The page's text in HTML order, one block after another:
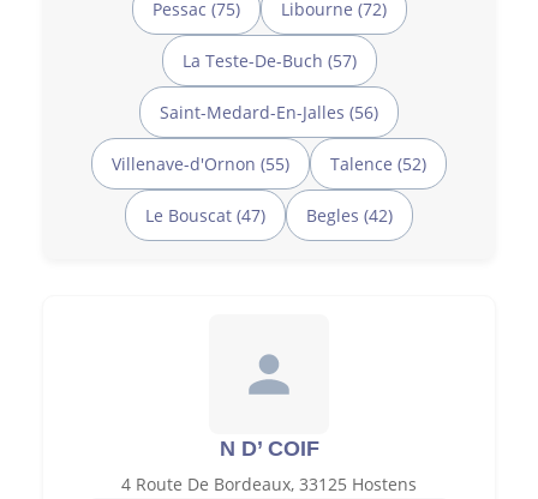
Pessac (75) Libourne (72)
La Teste-De-Buch (57)
Saint-Medard-En-Jalles (56)
Villenave-d'Ornon (55) Talence (52)
Le Bouscat (47) Begles (42)
N D’ COIF
4 Route De Bordeaux, 33125 Hostens